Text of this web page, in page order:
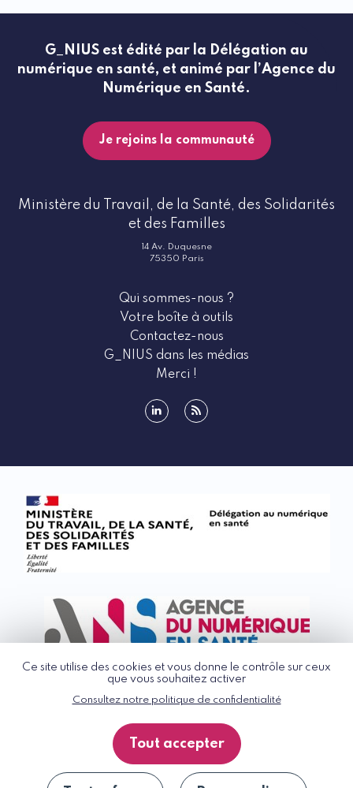
Ce site utilise des cookies et vous donne le contrôle sur ceux
que vous souhaitez activer
Consultez notre politique de confidentialité
Tout accepter
G_NIUS est édité par la Délégation au
numérique en santé, et animé par l’Agence du
Numérique en Santé.
Je rejoins la communauté
Ministère du Travail, de la Santé, des Solidarités
et des Familles
14 Av. Duquesne
75350 Paris
Qui sommes-nous ?
Votre boîte à outils
Contactez-nous
G_NIUS dans les médias
Merci !
© G_NIUS 2026
Politique de confidentialité
Accessibilité : partiellement conforme
Plan du site